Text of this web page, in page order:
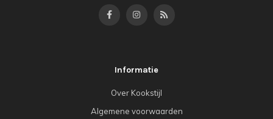
Informatie
Over Kookstijl
Algemene voorwaarden